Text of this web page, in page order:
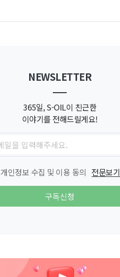
NEWSLETTER
365일, S-OIL이 친근한
이야기를 전해드릴게요!
개인정보 수집 및 이용 동의 전문보기
구독신청